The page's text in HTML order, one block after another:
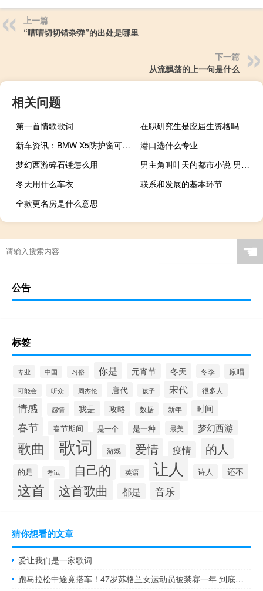
上一篇
“嘈嘈切切错杂弹”的出处是哪里
下一篇
从流飘荡的上一句是什么
相关问题
第一首情歌歌词
在职研究生是应届生资格吗
新车资讯：BMW X5防护窗可能会射出7.62毫米口径的火而且金属球也太大
港口选什么专业
梦幻西游碎石锤怎么用
男主角叫叶天的都市小说 男主角叫叶天的小说
冬天用什么车衣
联系和发展的基本环节
全款更名房是什么意思
☚
公告
标签
专业 中国 习俗 你是 元宵节 冬天 冬季 原唱
可能会 听众 周杰伦 唐代 孩子 宋代 很多人
情感 感情 我是 攻略 数据 新年 时间
春节 春节期间 是一个 是一种 最美 梦幻西游
歌曲 歌词 游戏 爱情 疫情 的人
的是 考试 自己的 英语 让人 诗人 还不
这首 这首歌曲 都是 音乐
猜你想看的文章
爱让我们是一家歌词
跑马拉松中途竟搭车！47岁苏格兰女运动员被禁赛一年 到底什么情况嘞